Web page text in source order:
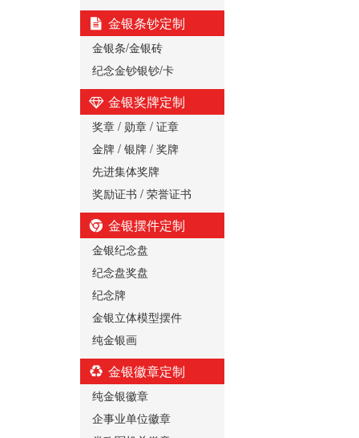
金银条钞定制
金银条/金银砖
纪念金钞银钞/卡
金银奖牌定制
奖章 / 勋章 / 证章
金牌 / 银牌 / 奖牌
先进集体奖牌
奖励证书 / 荣誉证书
金银摆件定制
金银纪念盘
纪念盘奖盘
纪念牌
金银立体模型摆件
纯金银画
金银徽章定制
纯金银徽章
企事业单位徽章